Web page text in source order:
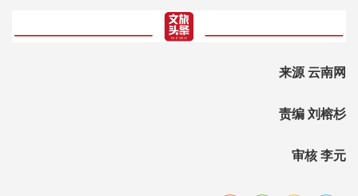
来源 云南网
责编 刘榕杉
审核 李元